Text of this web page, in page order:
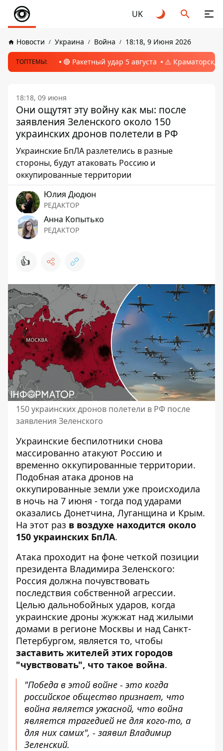
UK
Новости Украина Война 18:18, 9 Июня 2026
ТОПТЕМЫ: 🔴 Ракетный удар 5 августа ⚠️ Краматорск,
18:18, 09 июня
Они ощутят эту войну как мы: после
заявления Зеленского около 150
украинских дронов полетели в РФ
Украинские БпЛА разлетелись в разные
стороны, будут атаковать Россию и
оккупированные территории
Юлия Дюдюн
РЕДАКТОР
Анна Копытько
РЕДАКТОР
👍
150 украинских дронов полетели в РФ после
заявления Зеленского
Украинские беспилотники снова
массированно атакуют Россию и
временно оккупированные территории.
Подобная атака дронов на
оккупированные земли уже происходила
в ночь на 7 июня - тогда под ударами
оказались Донетчина, Луганщина и Крым.
На этот раз в воздухе находится около
150 украинских БпЛА.
Атака проходит на фоне четкой позиции
президента Владимира Зеленского:
Россия должна почувствовать
последствия собственной агрессии.
Целью дальнобойных ударов, когда
украинские дроны жужжат над жилыми
домами в регионе Москвы и над Санкт-
Петербургом, является то, чтобы
заставить жителей этих городов
"чувствовать", что такое война.
"Победа в этой войне - это когда
российское общество признает, что
война является ужасной, что война
является трагедией не для кого-то, а
для них самих", - заявил Владимир
Зеленский.